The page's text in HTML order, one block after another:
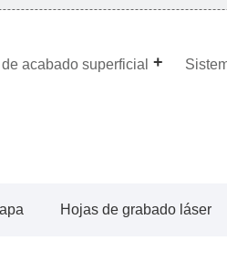
acabado superficial
Hojas de grabado láser